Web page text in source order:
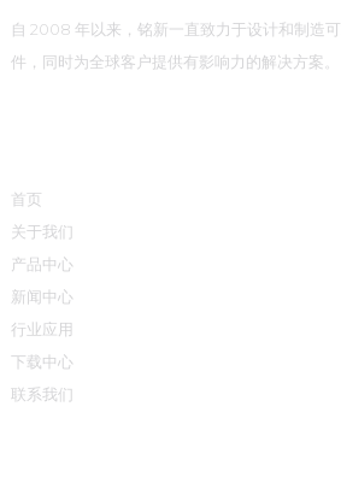
自 2008 年以来，铭新一直致力于设计和制造
件，同时为全球客户提供有影响力的解决方案。
首页
关于我们
产品中心
新闻中心
行业应用
下载中心
联系我们